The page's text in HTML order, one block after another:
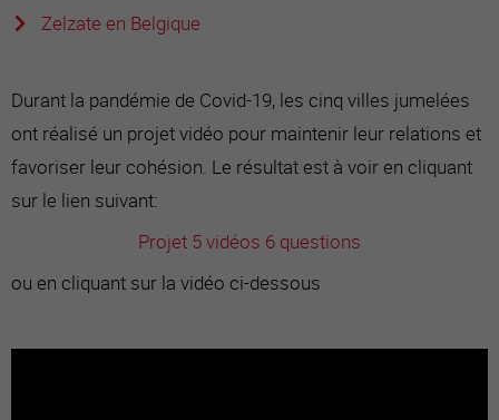
Zelzate en Belgique
Durant la pandémie de Covid-19, les cinq villes jumelées
ont réalisé un projet vidéo pour maintenir leur relations et
favoriser leur cohésion. Le résultat est à voir en cliquant
sur le lien suivant:
Projet 5 vidéos 6 questions
ou en cliquant sur la vidéo ci-dessous